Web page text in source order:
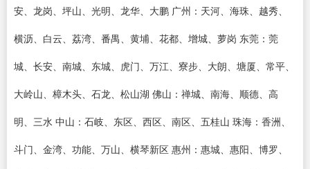
安、龙岗、坪山、光明、龙华、大鹏 广州：天河、海珠、越秀、
横沥、白云、荔湾、番禺、黄埔、花都、增城、萝岗 东莞：莞
城、长安、南城、东城、虎门、万江、寮步、大朗、塘厦、常平、
大岭山、樟木头、石龙、松山湖 佛山：禅城、南海、顺德、高
明、三水 中山：石岐、东区、西区、南区、五桂山 珠海：香洲、
斗门、金湾、功能、万山、横琴新区 惠州：惠城、惠阳、博罗、